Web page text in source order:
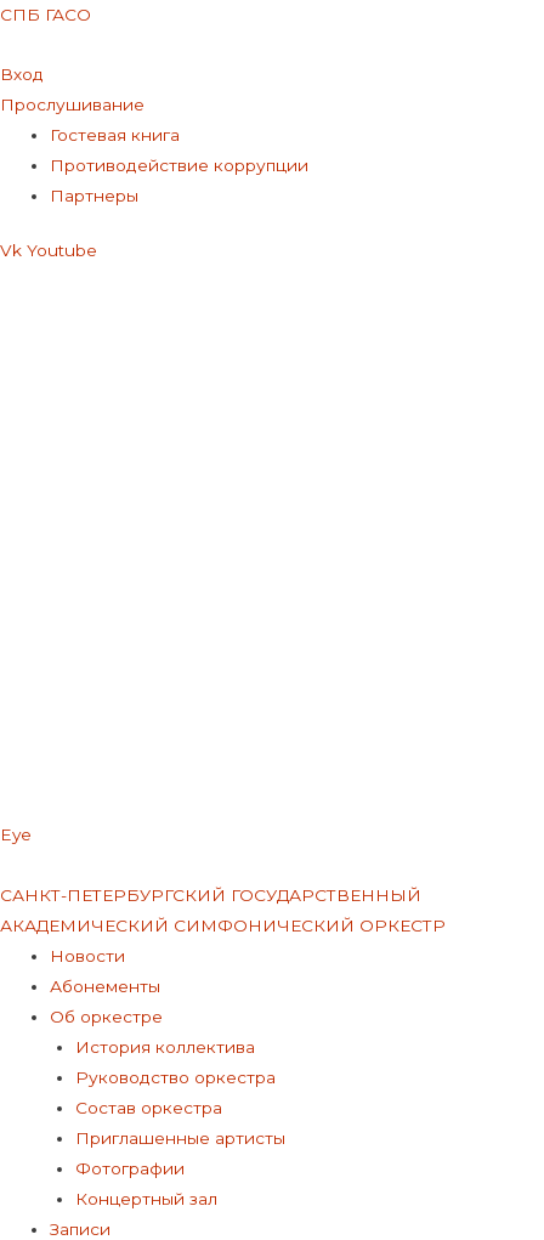
СПБ ГАСО
Вход
Прослушивание
Меню Гостевая книга
Противодействие коррупции
Партнеры
Vk Youtube
Eye
САНКТ-ПЕТЕРБУРГСКИЙ ГОСУДАРСТВЕННЫЙ
АКАДЕМИЧЕСКИЙ СИМФОНИЧЕСКИЙ ОРКЕСТР
Меню Новости
Абонементы
Об оркестре
История коллектива
Руководство оркестра
Состав оркестра
Приглашенные артисты
Фотографии
Концертный зал
Записи